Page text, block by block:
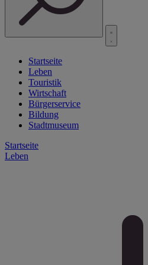
Startseite
Leben
Touristik
Wirtschaft
Bürgerservice
Bildung
Stadtmuseum
Startseite
Leben